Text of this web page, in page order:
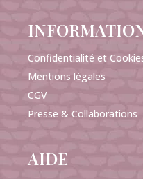
Confidentialité et
Mentions légales
CGV
Presse & Collaborations
AIDE